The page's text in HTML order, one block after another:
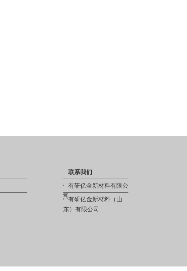
联系我们
有研亿金新材料有限公
司有研亿金新材料（山
东）有限公司